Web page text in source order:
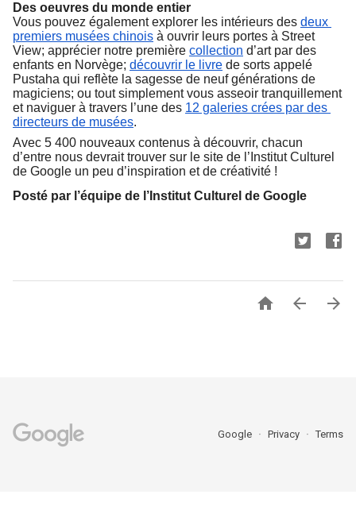
Des oeuvres du monde entier
Vous pouvez également explorer les intérieurs des deux
premiers musées chinois à ouvrir leurs portes à Street
View; apprécier notre première collection d’art par des
enfants en Norvège; découvrir le livre de sorts appelé
Pustaha qui reflète la sagesse de neuf générations de
magiciens; ou tout simplement vous asseoir tranquillement
et naviguer à travers l’une des 12 galeries crées par des
directeurs de musées.
Avec 5 400 nouveaux contenus à découvrir, chacun
d’entre nous devrait trouver sur le site de l’Institut Culturel
de Google un peu d’inspiration et de créativité !
Posté par l’équipe de l’Institut Culturel de Google
  
Google Privacy Terms